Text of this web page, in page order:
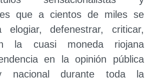
que a cientos de miles se
elogiar, defenestrar, criticar,
la cuasi moneda riojana
en la opinión pública
nacional durante toda la